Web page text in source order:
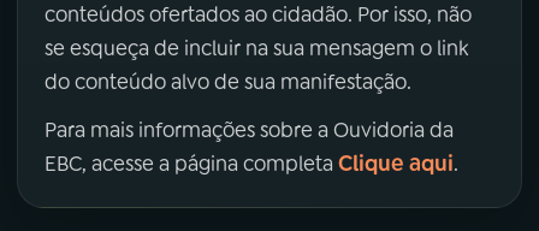
conteúdos ofertados ao cidadão. Por isso, não
se esqueça de incluir na sua mensagem o link
do conteúdo alvo de sua manifestação.
Para mais informações sobre a Ouvidoria da
EBC, acesse a página completa Clique aqui.